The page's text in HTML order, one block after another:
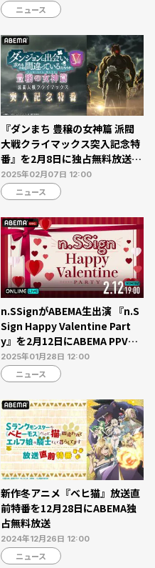
ニュース
『ダンまち 豊穣の女神篇 派閥
大戦クライマックス突入記念特
番』を2月8日に独占無料放送…
第5期無料一挙放送も【ABEM
A】
2025年02月07日 12:00
ニュース
n.SSignがABEMA生出演 『n.S
Sign Happy Valentine Part
y』を2月12日にABEMA PPVに
て独占生放送【チケット販売
中】
2025年01月28日 12:00
ニュース
新作冬アニメ『ベヒ猫』放送直
前特番を12月28日にABEMA独
占無料放送
2024年12月26日 12:00
ニュース